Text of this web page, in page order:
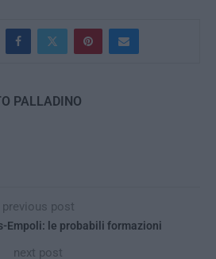
PALLADINO
previous post
Empoli: le probabili formazioni
next post